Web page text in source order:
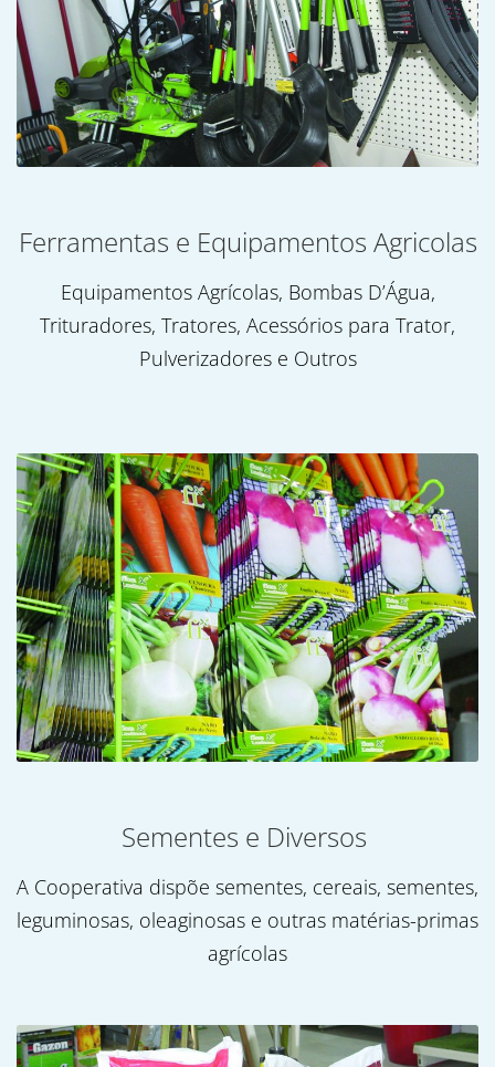
Ferramentas e Equipamentos Agricolas
Equipamentos Agrícolas, Bombas D’Água,
Trituradores, Tratores, Acessórios para Trator,
Pulverizadores e Outros
Sementes e Diversos
A Cooperativa dispõe sementes, cereais, sementes,
leguminosas, oleaginosas e outras matérias-primas
agrícolas